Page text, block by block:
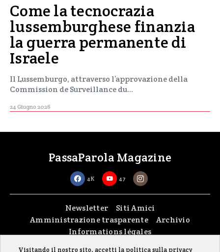
Come la tecnocrazia
lussemburghese finanzia
la guerra permanente di
Israele
Il Lussemburgo, attraverso l’approvazione della
Commission de Surveillance du…
24 Giugno 2026
PassaParola Magazine
4K 47
Newsletter
Siti Amici
Amministrazione trasparente
Archivio
Informations légales
Copyright © 2026passaparola asbl| Made with passion byfontana.lu
Visitando il nostro sito, accetti la politica sulla privacy